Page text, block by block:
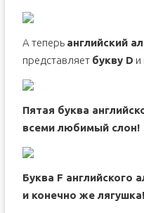
А теперь английский
представляет букву D и
Пятая буква
всеми любимый слон!
Буква F английского
и конечно же лягушка!